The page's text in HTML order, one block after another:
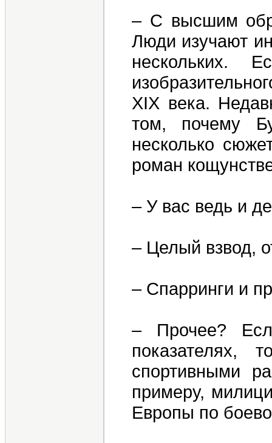
– С высшим
Люди изучают
нескольких.
XIX века.
том, почему
несколько
роман
– У вас ведь и
– Целый взвод,
– Спарринги и
– Прочее?
показателях,
спортивными
примеру,
Европы по